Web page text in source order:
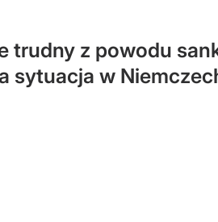
trudny z powodu
sytuacja w